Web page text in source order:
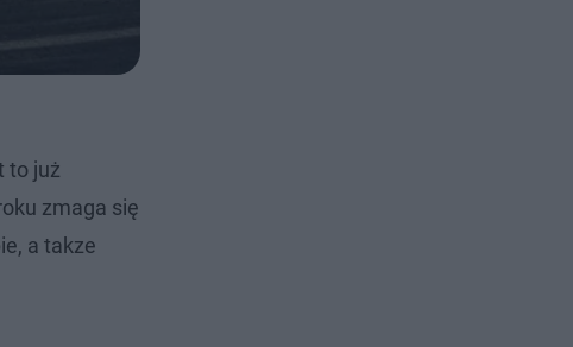
to już
zmaga się
a takze